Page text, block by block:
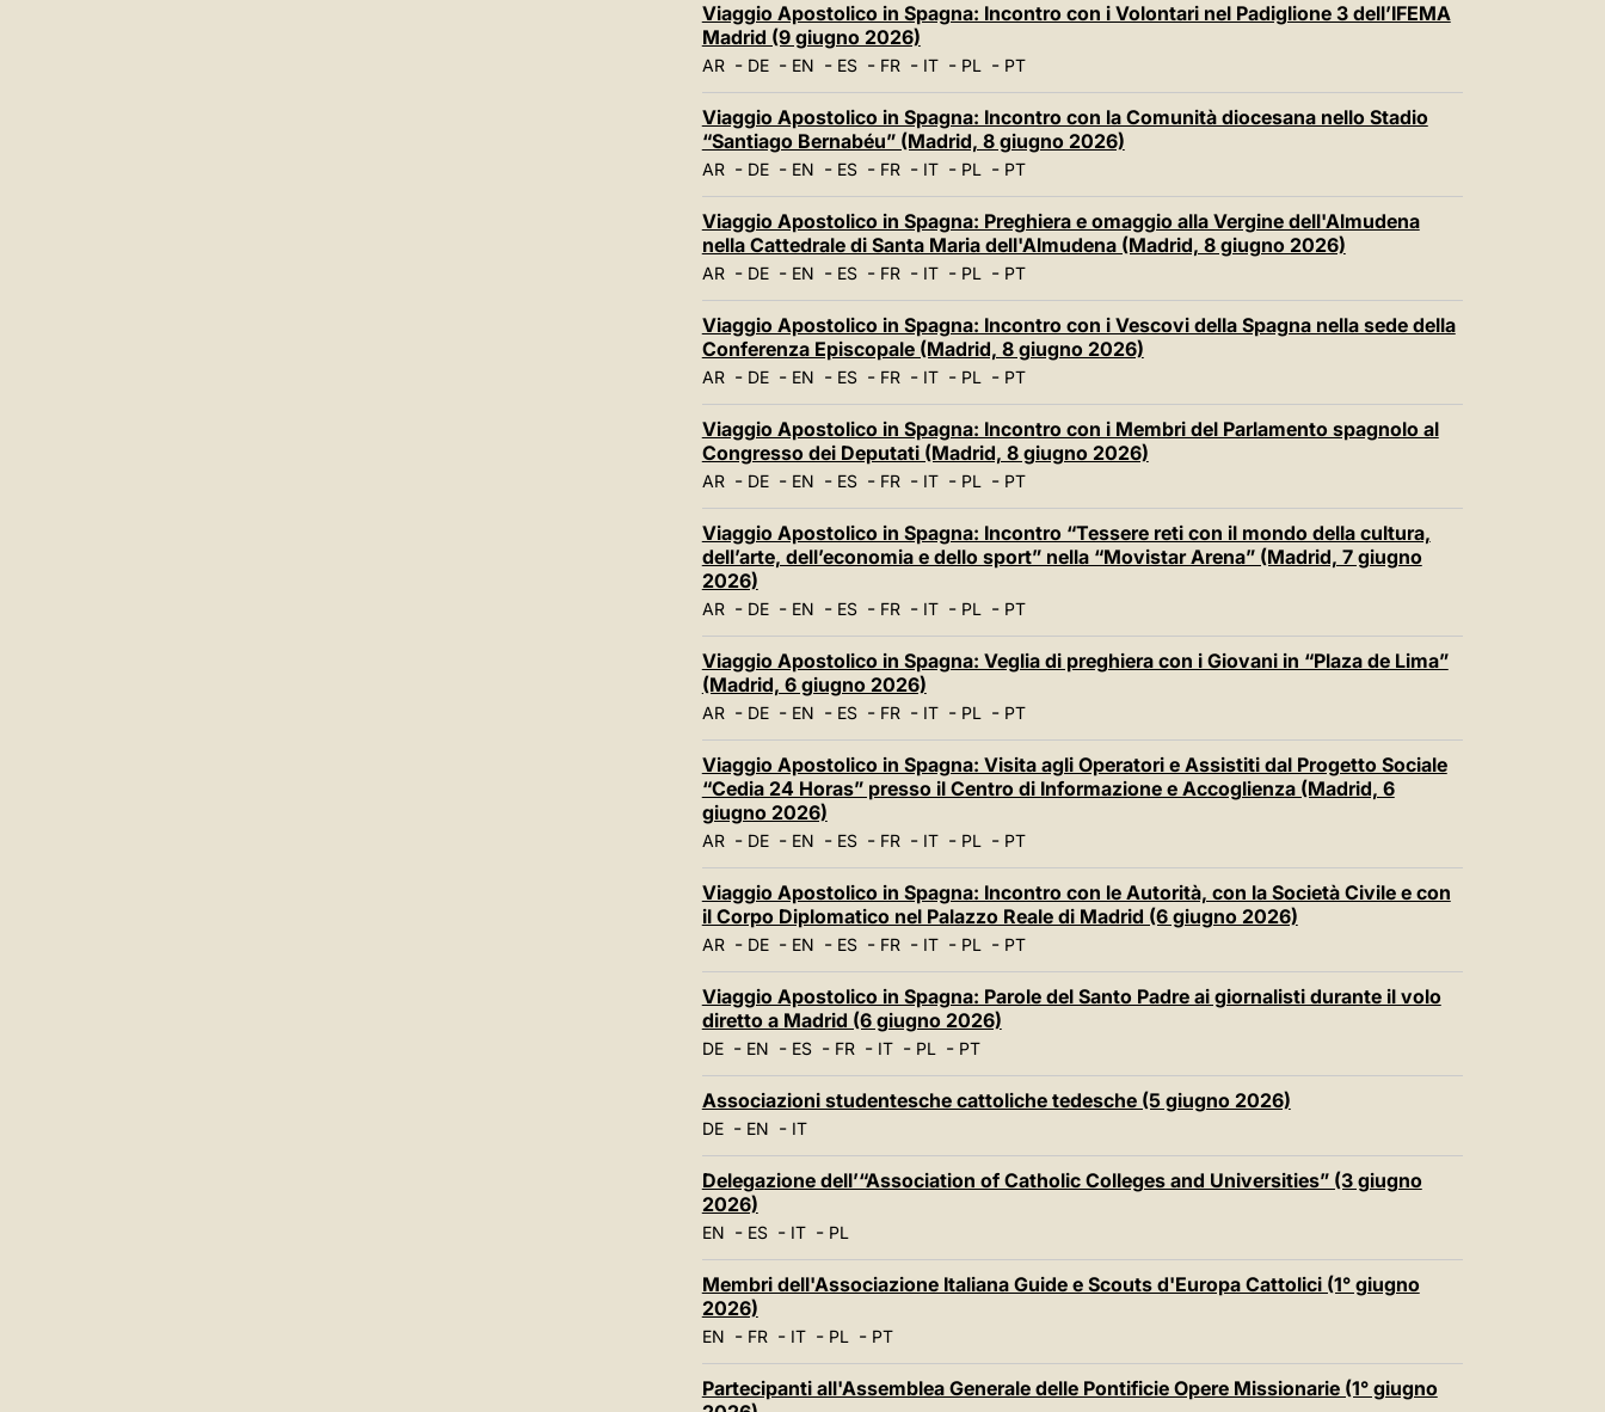
Viaggio Apostolico in Spagna: Incontro con i Volontari nel Padiglione 3 dell’IFEMA
Madrid (9 giugno 2026)
AR- DE- EN - ES- FR- IT- PL- PT
Viaggio Apostolico in Spagna: Incontro con la Comunità diocesana nello Stadio
“Santiago Bernabéu” (Madrid, 8 giugno 2026)
AR- DE- EN - ES- FR- IT- PL- PT
Viaggio Apostolico in Spagna: Preghiera e omaggio alla Vergine dell'Almudena
nella Cattedrale di Santa Maria dell'Almudena (Madrid, 8 giugno 2026)
AR- DE- EN - ES- FR- IT- PL- PT
Viaggio Apostolico in Spagna: Incontro con i Vescovi della Spagna nella sede della
Conferenza Episcopale (Madrid, 8 giugno 2026)
AR- DE- EN - ES- FR- IT- PL- PT
Viaggio Apostolico in Spagna: Incontro con i Membri del Parlamento spagnolo al
Congresso dei Deputati (Madrid, 8 giugno 2026)
AR- DE- EN - ES- FR- IT- PL- PT
Viaggio Apostolico in Spagna: Incontro “Tessere reti con il mondo della cultura,
dell’arte, dell’economia e dello sport” nella “Movistar Arena” (Madrid, 7 giugno
2026)
AR- DE- EN - ES- FR- IT- PL- PT
Viaggio Apostolico in Spagna: Veglia di preghiera con i Giovani in “Plaza de Lima”
(Madrid, 6 giugno 2026)
AR- DE- EN - ES- FR- IT- PL- PT
Viaggio Apostolico in Spagna: Visita agli Operatori e Assistiti dal Progetto Sociale
“Cedia 24 Horas” presso il Centro di Informazione e Accoglienza (Madrid, 6
giugno 2026)
AR- DE- EN - ES- FR- IT- PL- PT
Viaggio Apostolico in Spagna: Incontro con le Autorità, con la Società Civile e con
il Corpo Diplomatico nel Palazzo Reale di Madrid (6 giugno 2026)
AR- DE- EN - ES- FR- IT- PL- PT
Viaggio Apostolico in Spagna: Parole del Santo Padre ai giornalisti durante il volo
diretto a Madrid (6 giugno 2026)
DE- EN - ES- FR- IT- PL- PT
Associazioni studentesche cattoliche tedesche (5 giugno 2026)
DE- EN - IT
Delegazione dell’“Association of Catholic Colleges and Universities” (3 giugno
2026)
EN - ES- IT- PL
Membri dell'Associazione Italiana Guide e Scouts d'Europa Cattolici (1° giugno
2026)
EN - FR- IT- PL- PT
Partecipanti all'Assemblea Generale delle Pontificie Opere Missionarie (1° giugno